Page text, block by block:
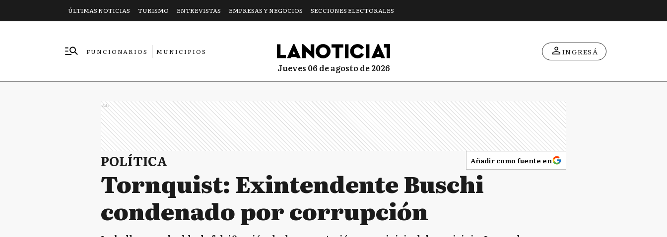
ÚLTIMAS NOTICIAS TURISMO ENTREVISTAS EMPRESAS Y NEGOCIOS SECCIONES ELECTORALES
FUNCIONARIOS
MUNICIPIOS
jueves 06 de agosto de 2026
INGRESÁ
Ads
POLÍTICA Añadir como fuente en
Tornquist: Exintendente Buschi
condenado por corrupción